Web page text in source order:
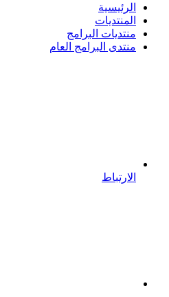
الرئيسية
المنتديات
منتديات البرامج
منتدى البرامج العام
الارتباط